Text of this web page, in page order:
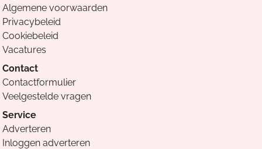
Algemene voorwaarden
Privacybeleid
Cookiebeleid
Vacatures
Contact
Contactformulier
Veelgestelde vragen
Service
Adverteren
Inloggen adverteren